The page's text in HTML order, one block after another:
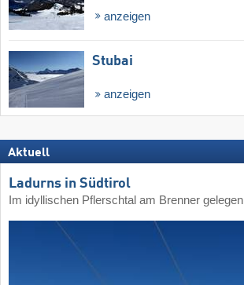
anzeigen
Stubai
anzeigen
Aktuell
Ladurns in Südtirol
Im idyllischen Pflerschtal am Brenner gelegen